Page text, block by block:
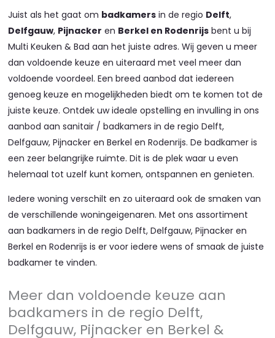
Juist als het gaat om badkamers in de regio Delft,
Delfgauw, Pijnacker en Berkel en Rodenrijs bent u bij
Multi Keuken & Bad aan het juiste adres. Wij geven u meer
dan voldoende keuze en uiteraard met veel meer dan
voldoende voordeel. Een breed aanbod dat iedereen
genoeg keuze en mogelijkheden biedt om te komen tot de
juiste keuze. Ontdek uw ideale opstelling en invulling in ons
aanbod aan sanitair / badkamers in de regio Delft,
Delfgauw, Pijnacker en Berkel en Rodenrijs. De badkamer is
een zeer belangrijke ruimte. Dit is de plek waar u even
helemaal tot uzelf kunt komen, ontspannen en genieten.
Iedere woning verschilt en zo uiteraard ook de smaken van
de verschillende woningeigenaren. Met ons assortiment
aan badkamers in de regio Delft, Delfgauw, Pijnacker en
Berkel en Rodenrijs is er voor iedere wens of smaak de juiste
badkamer te vinden.
Meer dan voldoende keuze aan
badkamers in de regio Delft,
Delfgauw, Pijnacker en Berkel &